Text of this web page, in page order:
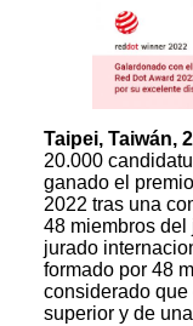
Taipei, Taiwán,
20.000
ganado el
2022 tras una
48 miembros del
jurado
formado por 48
considerado
superior y de